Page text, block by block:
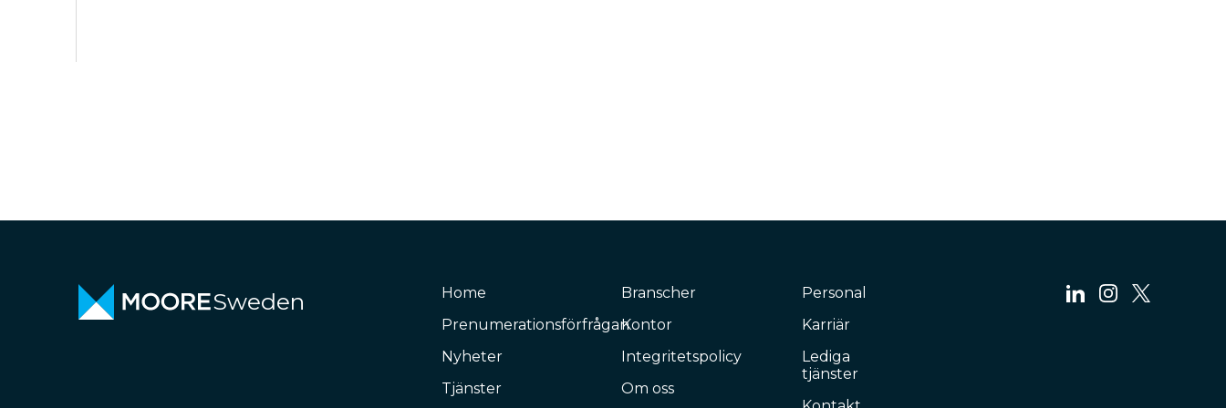
Sweden
Home
Prenumerationsförfrågan
Nyheter
Tjänster
Branscher
Kontor
Integritetspolicy
Om oss
Personal
Karriär
Lediga
tjänster